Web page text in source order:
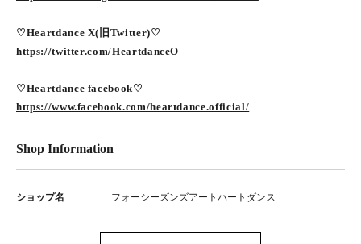
♡Heartdance X(旧Twitter)♡
https://twitter.com/HeartdanceO
♡Heartdance facebook♡
https://www.facebook.com/heartdance.official/
Shop Information
ショップ名 フォーシーズンズアートハートダンス